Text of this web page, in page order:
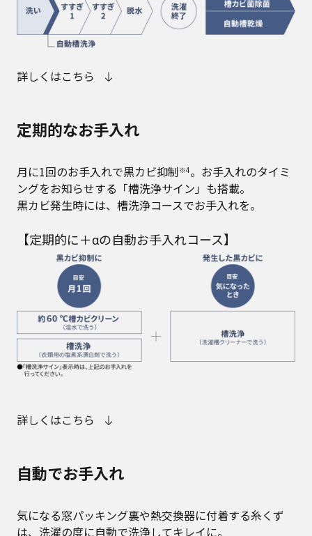
詳しくはこちら
定期的なお手入れ
月に1回のお手入れで黒カビ抑制※4。お手入れのタイミ
ングをお知らせする「槽洗浄サイン」も搭載。
黒カビ発生時には、槽洗浄コースでお手入れを。
【定期的に＋αの自動お手入れコース】
詳しくはこちら
自動でお手入れ
気になる窓パッキング裏や熱交換器に付着する糸くず
は、洗濯の度に自動で洗浄してキレイに。